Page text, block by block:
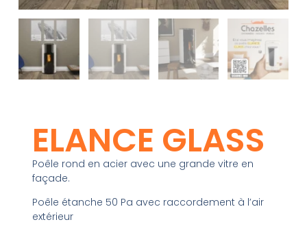
ELANCE GLASS
Poêle rond en acier avec une grande vitre en
façade.
Poêle étanche 50 Pa avec raccordement à l’air
extérieur